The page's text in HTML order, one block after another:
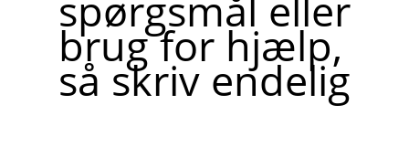
brug for hjælp,
så skriv endelig